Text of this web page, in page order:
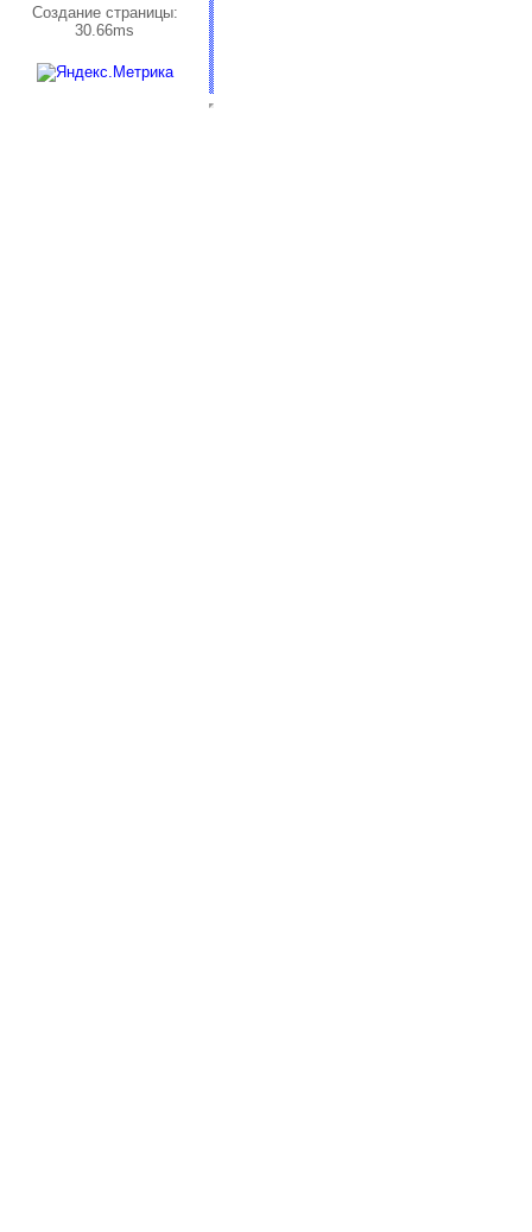
Cоздание страницы:
30.66ms